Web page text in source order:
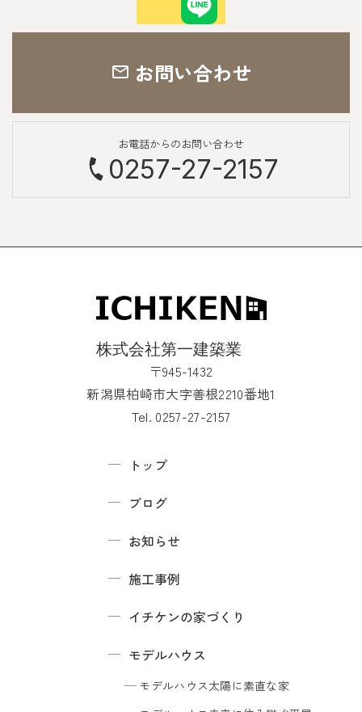
お問い合わせ
お電話からのお問い合わせ
0257-27-2157
〒945-1432
新潟県柏崎市大字善根2210番地1
Tel. 0257-27-2157
トップ
ブログ
お知らせ
施工事例
イチケンの家づくり
モデルハウス
モデルハウス太陽に素直な家